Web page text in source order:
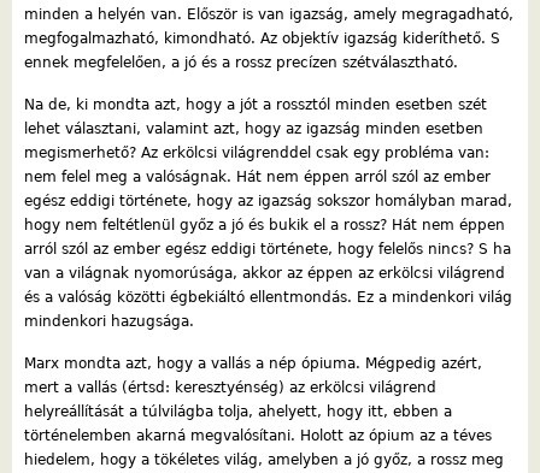
minden a helyén van. Először is van igazság, amely megragadható,
megfogalmazható, kimondható. Az objektív igazság kideríthető. S
ennek megfelelően, a jó és a rossz precízen szétválasztható.
Na de, ki mondta azt, hogy a jót a rossztól minden esetben szét
lehet választani, valamint azt, hogy az igazság minden esetben
megismerhető? Az erkölcsi világrenddel csak egy probléma van:
nem felel meg a valóságnak. Hát nem éppen arról szól az ember
egész eddigi története, hogy az igazság sokszor homályban marad,
hogy nem feltétlenül győz a jó és bukik el a rossz? Hát nem éppen
arról szól az ember egész eddigi története, hogy felelős nincs? S ha
van a világnak nyomorúsága, akkor az éppen az erkölcsi világrend
és a valóság közötti égbekiáltó ellentmondás. Ez a mindenkori világ
mindenkori hazugsága.
Marx mondta azt, hogy a vallás a nép ópiuma. Mégpedig azért,
mert a vallás (értsd: keresztyénség) az erkölcsi világrend
helyreállítását a túlvilágba tolja, ahelyett, hogy itt, ebben a
történelemben akarná megvalósítani. Holott az ópium az a téves
hiedelem, hogy a tökéletes világ, amelyben a jó győz, a rossz meg